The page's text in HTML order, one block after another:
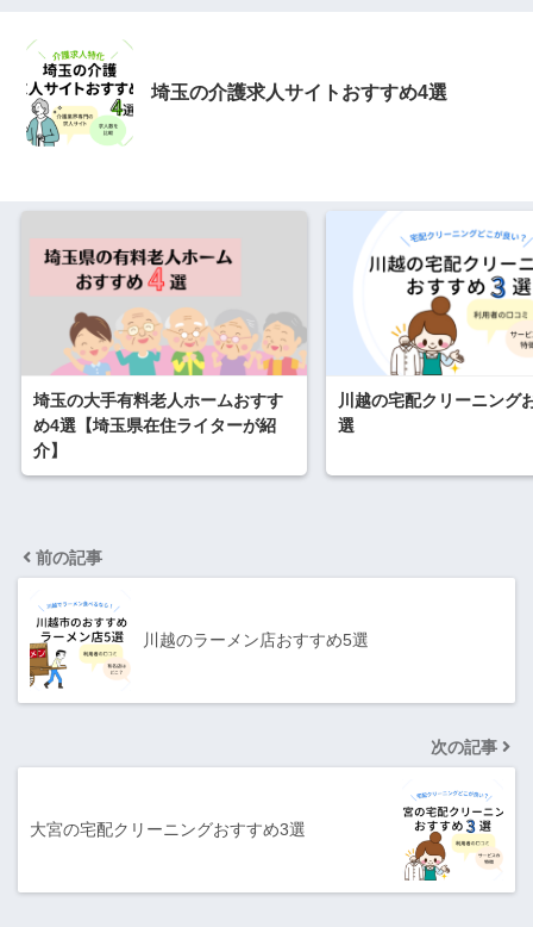
埼玉の介護求人サイトおすすめ4選
埼玉の大手有料老人ホームおすす
め4選【埼玉県在住ライターが紹
介】
川越の宅配クリーニング
選
前の記事
川越のラーメン店おすすめ5選
次の記事
大宮の宅配クリーニングおすすめ3選